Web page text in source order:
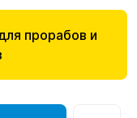
прорабов и